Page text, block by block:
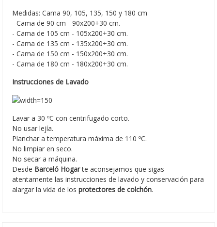
Medidas: Cama 90, 105, 135, 150 y 180 cm
- Cama de 90 cm - 90x200+30 cm.
- Cama de 105 cm - 105x200+30 cm.
- Cama de 135 cm - 135x200+30 cm.
- Cama de 150 cm - 150x200+30 cm.
- Cama de 180 cm - 180x200+30 cm.
Instrucciones de Lavado
Lavar a 30 ºC con centrifugado corto.
No usar lejía.
Planchar a temperatura máxima de 110 ºC.
No limpiar en seco.
No secar a máquina.
Desde Barceló Hogarte aconsejamos que sigas
atentamente las instrucciones de lavado y conservación para
alargar la vida de losprotectores de colchón.